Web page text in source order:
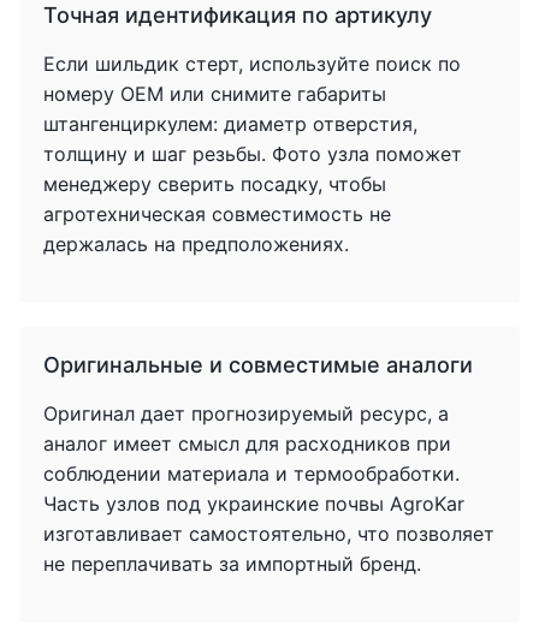
Точная идентификация по артикулу
Если шильдик стерт, используйте поиск по
номеру OEM или снимите габариты
штангенциркулем: диаметр отверстия,
толщину и шаг резьбы. Фото узла поможет
менеджеру сверить посадку, чтобы
агротехническая совместимость не
держалась на предположениях.
Оригинальные и совместимые аналоги
Оригинал дает прогнозируемый ресурс, а
аналог имеет смысл для расходников при
соблюдении материала и термообработки.
Часть узлов под украинские почвы AgroKar
изготавливает самостоятельно, что позволяет
не переплачивать за импортный бренд.